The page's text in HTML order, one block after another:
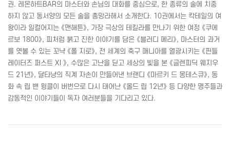
권. 레몬하트BAR의 마스터와 손님의 대화를 중심으로, 한 종류의 술에 치중
하지 않고 동서양의 모든 술을 총망라해서 소개한다. 10권에서는 칵테일의 여
왕이라 일컬어지는 《맨해튼》, 가장 극상의 테킬라를 만나기 위한 여정 《쿠에
르보 1800》, 피처럼 붉고 진한 이야기를 담은 《블러디 메리》, 마스터의 과거
를 엿볼 수 있는 꼬냑 《폴 지로》, 전 세계의 축구 매니아를 열광시키는 《핀들
레이터즈 퍼스트 XI 》, 수많은 고난을 딛고 세상의 빛을 본 《글렌피딕 웨지우
드 21년》, 달타냥의 직계 자손이 만들어낸 브랜디 《마르키 드 몽테스큐》, 동
화 속 립 밴 윙클이 버번으로 다시 태어난 《올드 립 12년》 등 다양한 명주들과
감동적인 이야기들이 독자 여러분들을 기다리고 있다.